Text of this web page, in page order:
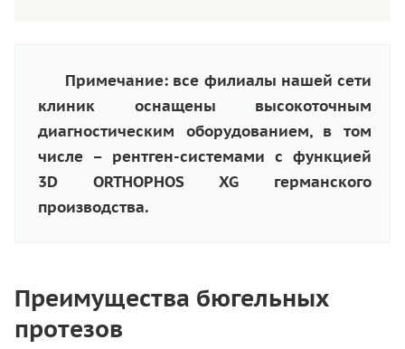
Примечание: все филиалы нашей сети
клиник оснащены высокоточным
диагностическим оборудованием, в том
числе – рентген-системами с функцией
3D ORTHOPHOS XG германского
производства.
Преимущества бюгельных
протезов